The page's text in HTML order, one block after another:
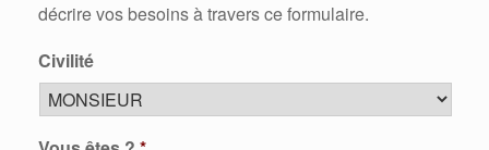
décrire vos besoins à travers ce formulaire.
Civilité